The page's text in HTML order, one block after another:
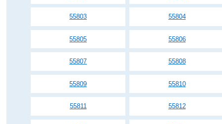
55803 55804
55805 55806
55807 55808
55809 55810
55811 55812